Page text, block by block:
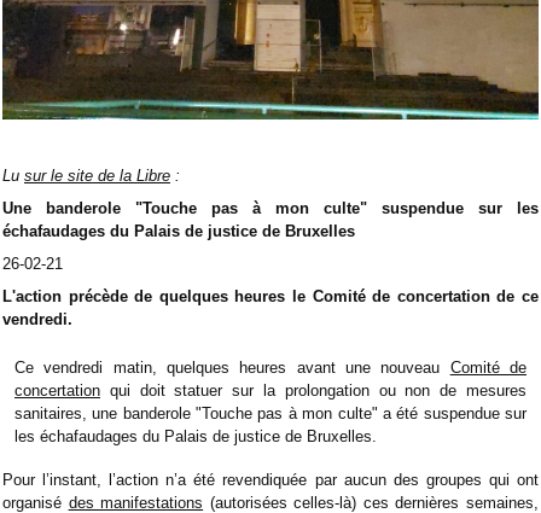
Lu sur le site de la Libre :
Une banderole "Touche pas à mon culte" suspendue sur les
échafaudages du Palais de justice de Bruxelles
26-02-21
L'action précède de quelques heures le Comité de concertation de ce
vendredi.
Ce vendredi matin, quelques heures avant une nouveau Comité de
concertation qui doit statuer sur la prolongation ou non de mesures
sanitaires, une banderole "Touche pas à mon culte" a été suspendue sur
les échafaudages du Palais de justice de Bruxelles.
Pour l’instant, l’action n’a été revendiquée par aucun des groupes qui ont
organisé des manifestations (autorisées celles-là) ces dernières semaines,